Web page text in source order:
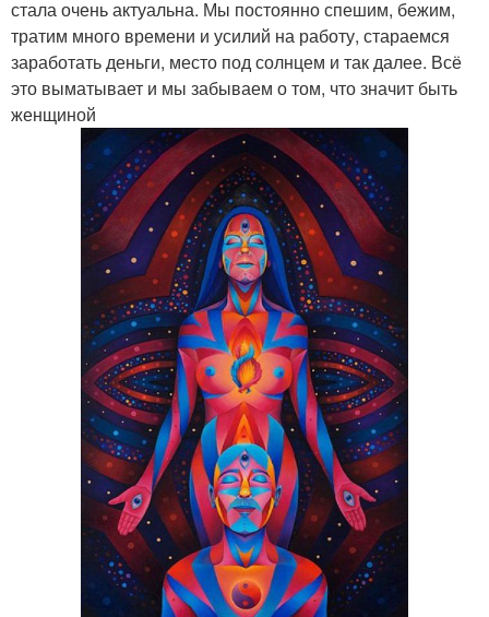
стала очень актуальна. Мы постоянно спешим, бежим,
тратим много времени и усилий на работу, стараемся
заработать деньги, место под солнцем и так далее. Всё
это выматывает и мы забываем о том, что значит быть
женщиной